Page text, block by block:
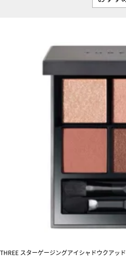
THREE スターゲージングアイシャドウクアッド